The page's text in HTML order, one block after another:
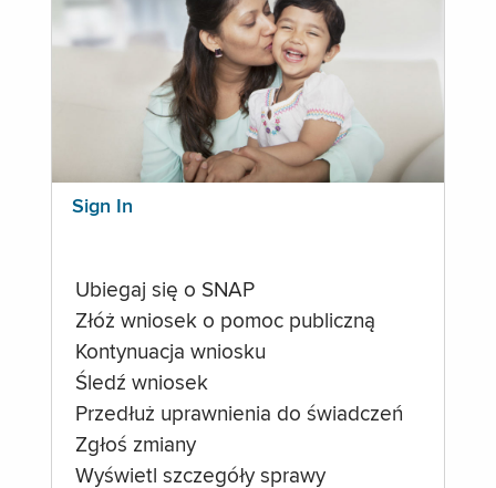
Sign In
Ubiegaj się o SNAP
Złóż wniosek o pomoc publiczną
Kontynuacja wniosku
Śledź wniosek
Przedłuż uprawnienia do świadczeń
Zgłoś zmiany
Wyświetl szczegóły sprawy